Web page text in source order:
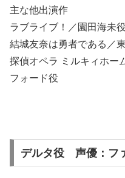
主な他出演作
ラブライブ！／園田海未役
結城友奈は勇者である／
探偵オペラ ミルキィホー
フォード役
デルタ役 声優：フ